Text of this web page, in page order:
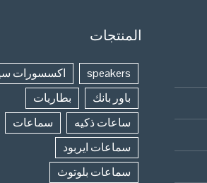
المنتجات
speakers
اكسسورات
باور بانك
بطاريات
ساعات ذكيه
سماعات
سماعات ايربود
سماعات بلوتوث